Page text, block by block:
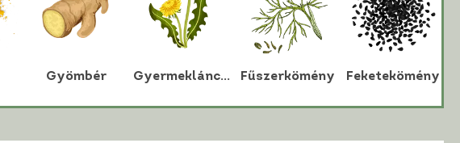
Gyömbér Gyermekláncfű Fűszerkömény Feketekömény